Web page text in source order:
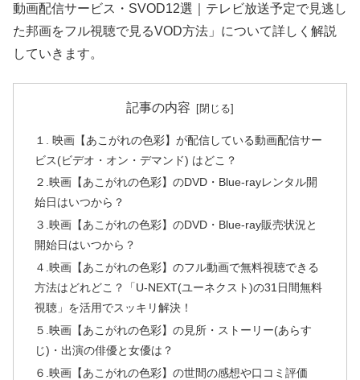
動画配信サービス・SVOD12選｜テレビ放送予定で見逃し
た邦画をフル視聴で見るVOD方法」について詳しく解説
していきます。
記事の内容
１. 映画【あこがれの色彩】が配信している動画配信サー
ビス(ビデオ・オン・デマンド) はどこ？
２.映画【あこがれの色彩】のDVD・Blue-rayレンタル開
始日はいつから？
３.映画【あこがれの色彩】のDVD・Blue-ray販売状況と
開始日はいつから？
４.映画【あこがれの色彩】のフル動画で無料視聴できる
方法はどれどこ？「U-NEXT(ユーネクスト)の31日間無料
視聴」を活用でスッキリ解決！
５.映画【あこがれの色彩】の見所・ストーリー(あらす
じ)・出演の俳優と女優は？
６.映画【あこがれの色彩】の世間の感想や口コミ評価